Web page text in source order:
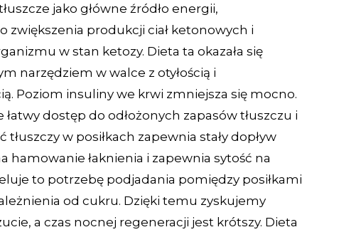
jako główne źródło energii,
zwiększenia produkcji ciał ketonowych i
w stan ketozy. Dieta ta okazała się
narzędziem w walce z otyłością i
Poziom insuliny we krwi zmniejsza się mocno.
dostęp do odłożonych zapasów tłuszczu i
tłuszczy w posiłkach zapewnia stały dopływ
hamowanie łaknienia i zapewnia sytość na
to potrzebę podjadania pomiędzy posiłkami
od cukru. Dzięki temu zyskujemy
a czas nocnej regeneracji jest krótszy. Dieta